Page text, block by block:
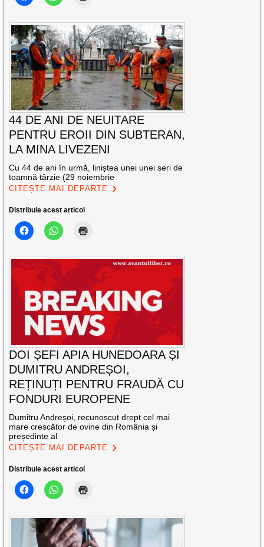
44 DE ANI DE NEUITARE
PENTRU EROII DIN SUBTERAN,
LA MINA LIVEZENI
Cu 44 de ani în urmă, liniștea unei unei seri de
toamnă târzie (29 noiembrie
CITEȘTE MAI DEPARTE
Distribuie acest articol
DOI ȘEFI APIA HUNEDOARA ȘI
DUMITRU ANDREȘOI,
REȚINUȚI PENTRU FRAUDĂ CU
FONDURI EUROPENE
Dumitru Andreșoi, recunoscut drept cel mai
mare crescător de ovine din România și
președinte al
CITEȘTE MAI DEPARTE
Distribuie acest articol